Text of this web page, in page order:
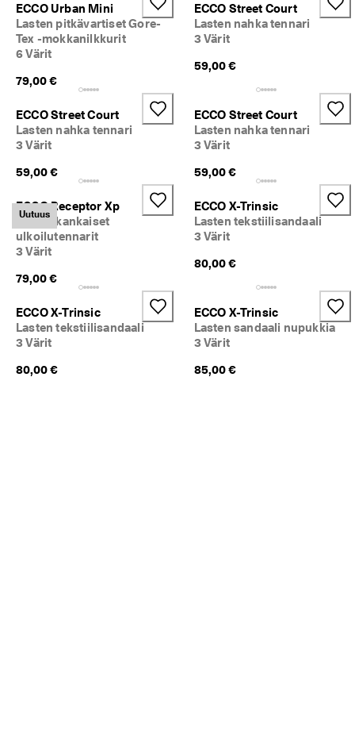
ECCO Urban Mini
Lasten pitkävartiset Gore-
Tex -mokkanilkkurit
6 Värit
79,00 €
ECCO Street Court
Lasten nahka tennari
3 Värit
59,00 €
ECCO Street Court
Lasten nahka tennari
3 Värit
59,00 €
ECCO Street Court
Lasten nahka tennari
3 Värit
59,00 €
Uutuus
ECCO Receptor Xp
Lasten kankaiset
ulkoilutennarit
3 Värit
79,00 €
ECCO X-Trinsic
Lasten tekstiilisandaali
3 Värit
80,00 €
ECCO X-Trinsic
Lasten tekstiilisandaali
3 Värit
80,00 €
ECCO X-Trinsic
Lasten sandaali nupukkia
3 Värit
85,00 €